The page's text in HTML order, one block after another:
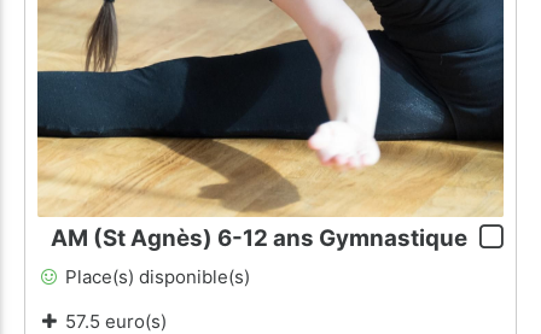
AM (St Agnès) 6-12 ans Gymnastique
Place(s) disponible(s)
57.5 euro(s)